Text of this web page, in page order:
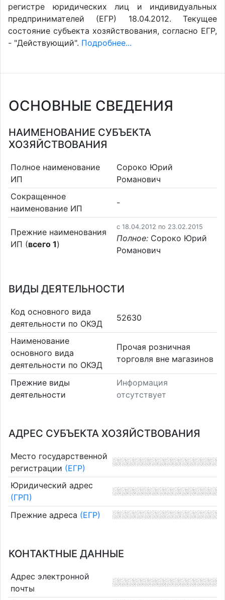
регистре юридических лиц и индивидуальных
предпринимателей (ЕГР) 18.04.2012. Текущее
состояние субъекта хозяйствования, согласно ЕГР,
- "Действующий". Подробнее...
ОСНОВНЫЕ СВЕДЕНИЯ
НАИМЕНОВАНИЕ СУБЪЕКТА
ХОЗЯЙСТВОВАНИЯ
Полное наименование
ИП
Сороко Юрий
Романович
Сокращенное
наименование ИП
-
Прежние наименования
ИП (всего 1)
c 18.04.2012 по 23.02.2015
Полное: Сороко Юрий
Романович
ВИДЫ ДЕЯТЕЛЬНОСТИ
Код основного вида
деятельности по ОКЭД
52630
Наименование
основного вида
деятельности по ОКЭД
Прочая розничная
торговля вне магазинов
Прежние виды
деятельности
Информация
отсутствует
АДРЕС СУБЪЕКТА ХОЗЯЙСТВОВАНИЯ
Место государственной
регистрации (ЕГР)
Юридический адрес
(ГРП)
Прежние адреса (ЕГР)
КОНТАКТНЫЕ ДАННЫЕ
Адрес электронной
почты